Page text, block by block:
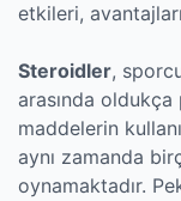
etkileri,
Steroidler,
arasında
maddelerin
aynı zamanda
oynamaktadır.